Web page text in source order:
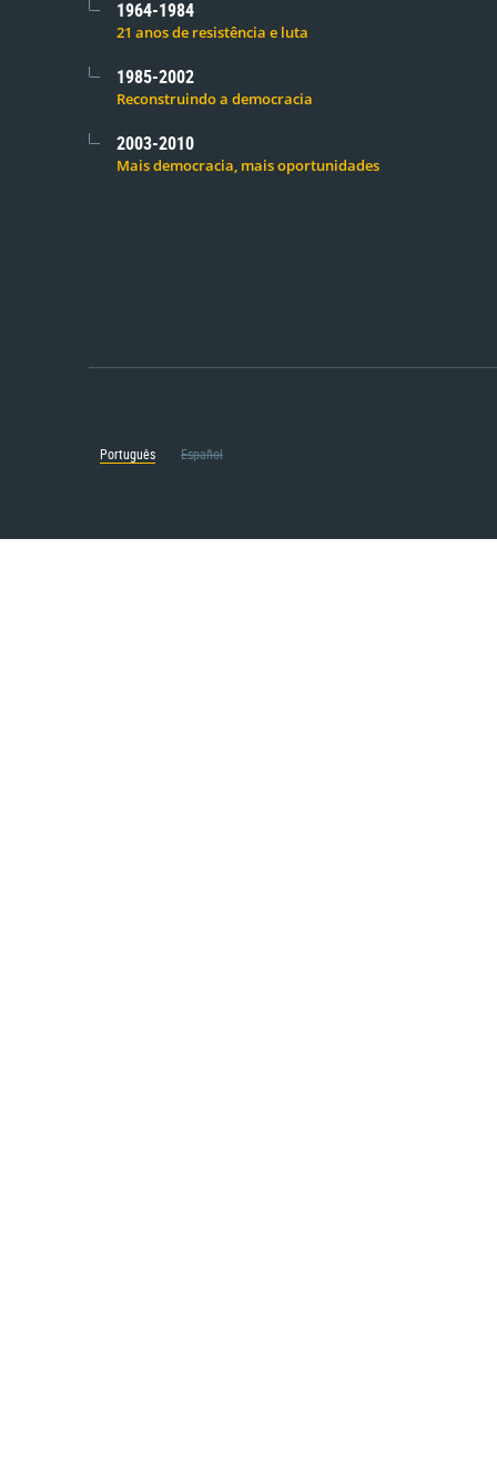
1964-1984
21 anos de resistência e luta
1985-2002
Reconstruindo a democracia
2003-2010
Mais democracia, mais oportunidades
Português Español